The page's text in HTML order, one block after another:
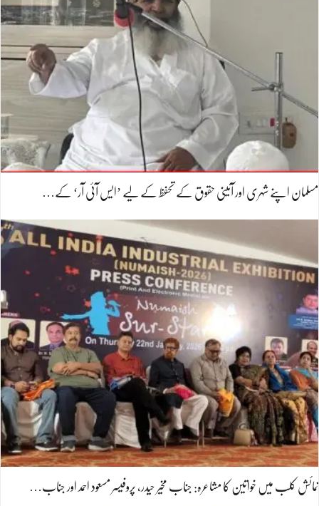
مسلمان اپنے شہری اور آئینی حقوق کے تحفظ کے لیے ’ایس آئی آر‘ کے…
نمائش کلب میں خواتین کا مشاعرہ: جناب مخیر حیدر، پروفیسر مسعود احمد اور جناب…